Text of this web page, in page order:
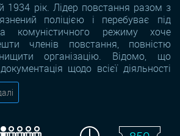
1934 рік. Лідер повстання разом з
поліцією і перебуває під
комуністичного режиму хоче
членів повстання, повністю
організацію. Відомо, що
щодо всієї діяльності